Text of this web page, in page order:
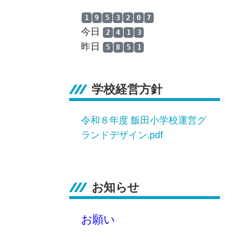
1 9 5 3 2 0 7
今日 2 4 1 3
昨日 5 8 5 1
学校経営方針
令和８年度 飯田小学校運営グ
ランドデザイン.pdf
お知らせ
お願い